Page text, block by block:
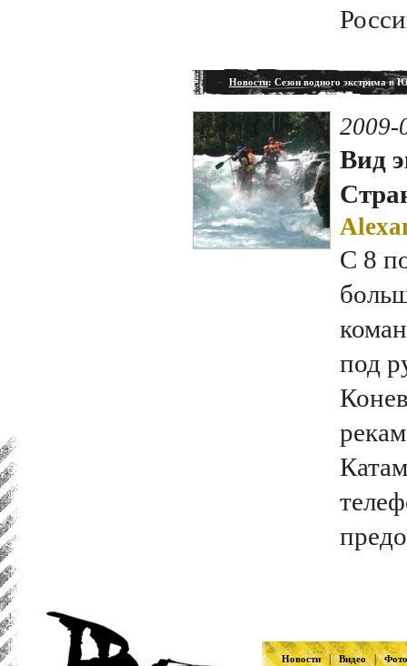
Новости: Сезон водного экстрима в
2009-
Вид
С 8
под
Новости|Видео|